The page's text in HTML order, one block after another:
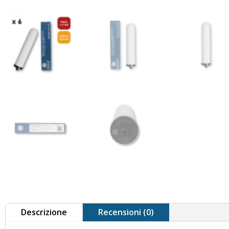
Descrizione Recensioni (0)